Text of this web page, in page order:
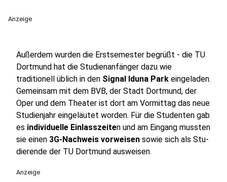
Anzeige
Außerdem wurden die Erstsemester begrüßt - die TU
Dort­mund hat die Stu­dien­an­fäng­er dazu wie
traditionell üblich in den Signal Iduna Park eingeladen.
Gemeinsam mit dem BVB, der Stadt Dort­mund, der
Oper und dem Theater ist dort am Vormittag das neue
Studienjahr eingeläutet worden. Für die Studenten gab
es in­di­vi­du­elle Einlasszeiten und am Eingang mussten
sie einen 3G-Nachweis vorweisen sowie sich als Stu­
die­ren­de der TU Dort­mund ausweisen.
Anzeige